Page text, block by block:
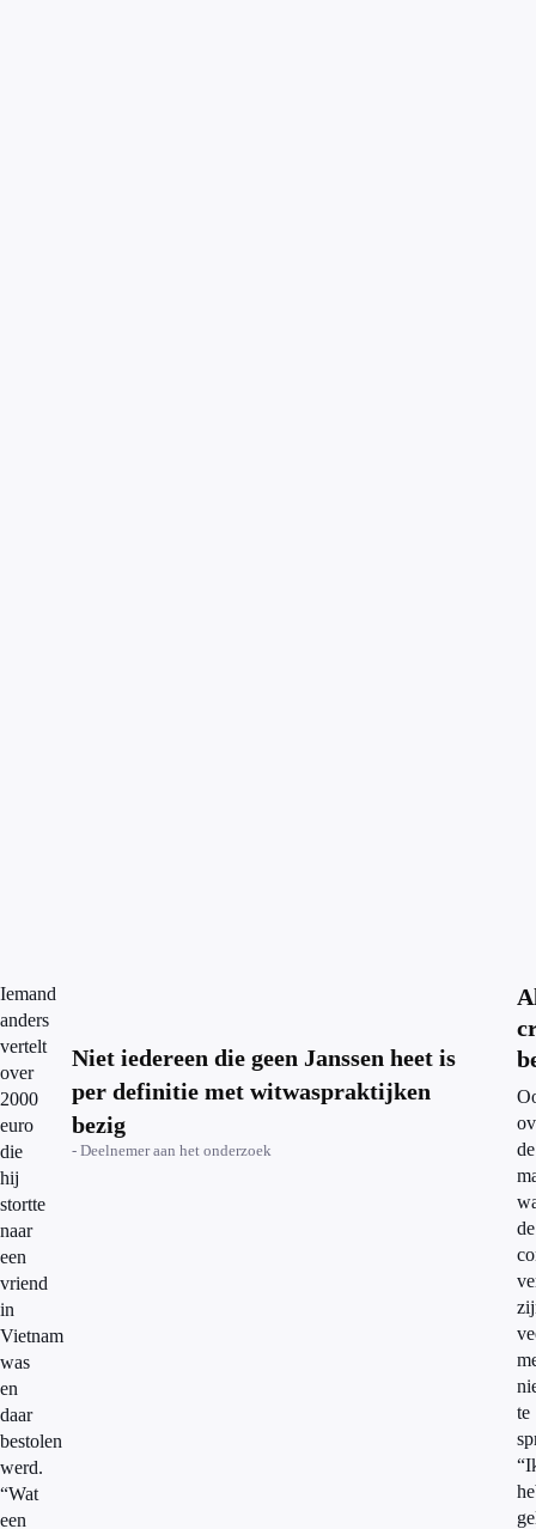
Iemand
anders
vertelt
over
2000
euro
die
hij
stortte
naar
een
vriend
in
Vietnam
was
en
daar
bestolen
werd.
“Wat
een
Niet iedereen die geen Janssen heet is
per definitie met witwaspraktijken
bezig
- Deelnemer aan het onderzoek
de
de
te